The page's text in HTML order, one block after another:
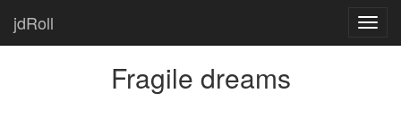
jdRoll
Fragile dreams